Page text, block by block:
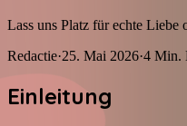
Lass uns Platz für echte
Redactie·25. Mai 2026·4 Min.
Einleitung